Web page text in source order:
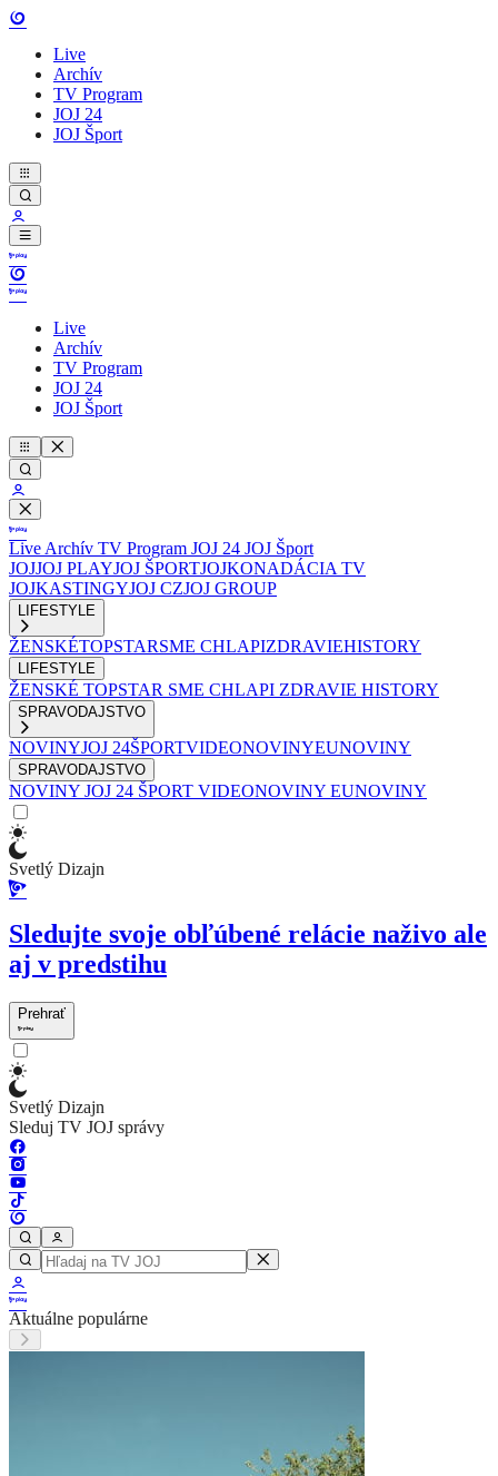
Live
Archív
TV Program
JOJ 24
JOJ Šport
Live
Archív
TV Program
JOJ 24
JOJ Šport
Live Archív TV Program JOJ 24 JOJ Šport
JOJJOJ PLAYJOJ ŠPORTJOJKONADÁCIA TV
JOJKASTINGYJOJ CZJOJ GROUP
LIFESTYLE
ŽENSKÉTOPSTARSME CHLAPIZDRAVIEHISTORY
LIFESTYLE
ŽENSKÉ TOPSTAR SME CHLAPI ZDRAVIE HISTORY
SPRAVODAJSTVO
NOVINYJOJ 24ŠPORTVIDEONOVINYEUNOVINY
SPRAVODAJSTVO
NOVINY JOJ 24 ŠPORT VIDEONOVINY EUNOVINY
Svetlý Dizajn
Sledujte svoje obľúbené relácie naživo ale
aj v predstihu
Prehrať
Svetlý Dizajn
Sleduj TV JOJ správy
Aktuálne populárne